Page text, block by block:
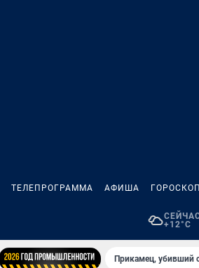
ТЕЛЕПРОГРАММА АФИША ГОРОСКОП
+12°C
Прикамец, убивший